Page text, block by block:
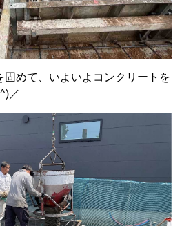
固めて、いよいよコンクリートを
／